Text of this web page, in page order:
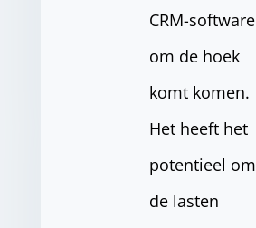
CRM-software
om de hoek
komt komen.
Het heeft het
potentieel om
de lasten